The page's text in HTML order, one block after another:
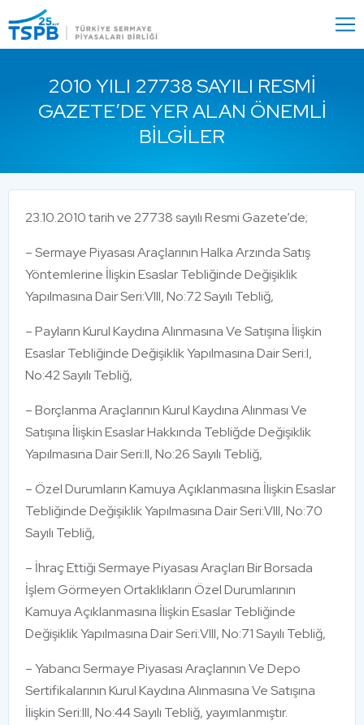
Close
2010 YILI 27738 SAYILI RESMI
GAZETE’DE YER ALAN ÖNEMLI
BILGILER
23.10.2010 tarih ve 27738 sayılı Resmi Gazete’de;
– Sermaye Piyasası Araçlarının Halka Arzında Satış
Yöntemlerine İlişkin Esaslar Tebliğinde Değişiklik
Yapılmasına Dair Seri:VIII, No:72 Sayılı Tebliğ,
– Payların Kurul Kaydına Alınmasına Ve Satışına İlişkin
Esaslar Tebliğinde Değişiklik Yapılmasına Dair Seri:I,
No:42 Sayılı Tebliğ,
– Borçlanma Araçlarının Kurul Kaydına Alınması Ve
Satışına İlişkin Esaslar Hakkında Tebliğde Değişiklik
Yapılmasına Dair Seri:II, No:26 Sayılı Tebliğ,
– Özel Durumların Kamuya Açıklanmasına İlişkin Esaslar
Tebliğinde Değişiklik Yapılmasına Dair Seri:VIII, No:70
Sayılı Tebliğ,
– İhraç Ettiği Sermaye Piyasası Araçları Bir Borsada
İşlem Görmeyen Ortaklıkların Özel Durumlarının
Kamuya Açıklanmasına İlişkin Esaslar Tebliğinde
Değişiklik Yapılmasına Dair Seri:VIII, No:71 Sayılı Tebliğ,
– Yabancı Sermaye Piyasası Araçlarının Ve Depo
Sertifikalarının Kurul Kaydına Alınmasına Ve Satışına
İlişkin Seri:III, No:44 Sayılı Tebliğ, yayımlanmıştır.